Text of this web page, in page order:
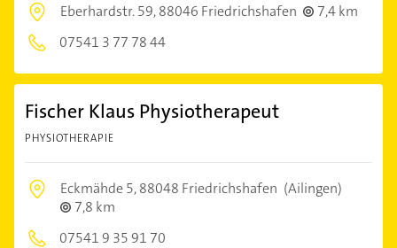
Eberhardstr. 59,88046 Friedrichshafen
7,4 km
07541 3 77 78 44
Fischer Klaus Physiotherapeut
PHYSIOTHERAPIE
Eckmähde 5,88048 Friedrichshafen (Ailingen)
7,8 km
07541 9 35 91 70